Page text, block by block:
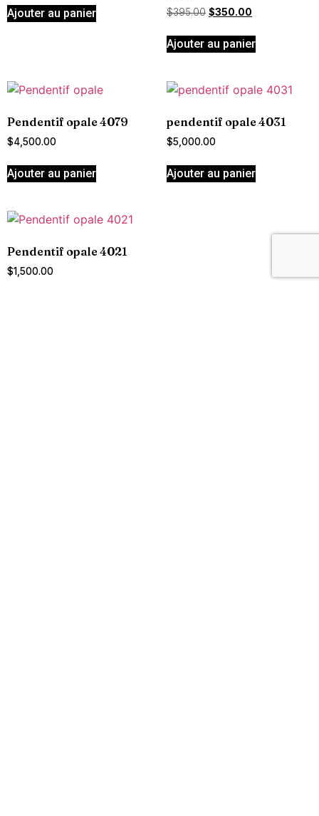
Ajouter au panier $395.00 $350.00
Ajouter au panier
Pendentif opale 4079
$4,500.00
Ajouter au panier
pendentif opale 4031
$5,000.00
Ajouter au panier
Pendentif opale 4021
$1,500.00